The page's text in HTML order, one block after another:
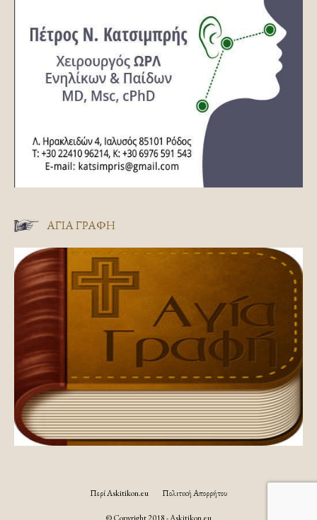
ΑΓΊΑ ΓΡΑΦΉ
Περί Askitikon.eu Πολιτική Απορρήτου
© Copyright 2018 - Askitikon.eu